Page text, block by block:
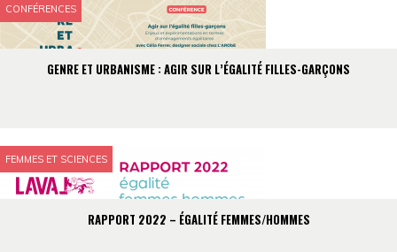
CONFÉRENCES
GENRE ET URBANISME : AGIR SUR L’ÉGALITÉ FILLES-GARÇONS
FEMMES ET SCIENCES
RAPPORT 2022 – ÉGALITÉ FEMMES/HOMMES